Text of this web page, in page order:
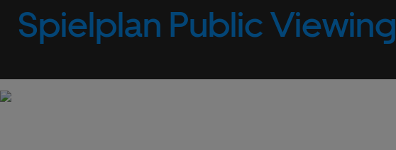
Spielplan Public Viewing